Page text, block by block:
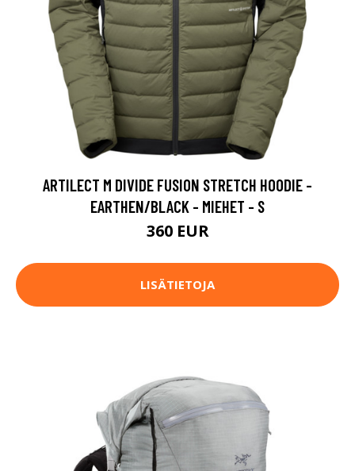
ARTILECT M DIVIDE FUSION STRETCH HOODIE -
EARTHEN/BLACK - MIEHET - S
360 EUR
LISÄTIETOJA